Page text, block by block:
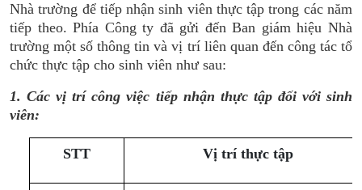
Nhà trường để tiếp nhận sinh viên thực tập trong các năm
tiếp theo. Phía Công ty đã gửi đến Ban giám hiệu Nhà
trường một số thông tin và vị trí liên quan đến công tác tổ
chức thực tập cho sinh viên như sau:
1. Các vị trí công việc tiếp nhận thực tập đối với sinh
viên:
STT Vị trí thực tập